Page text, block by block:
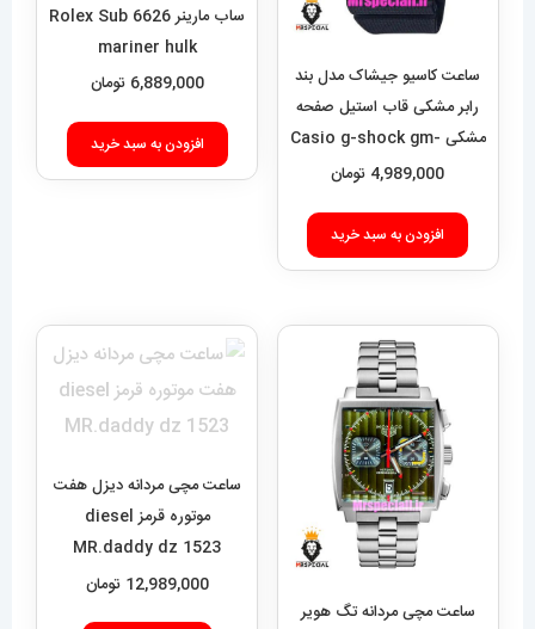
ساعت کاسیو جیشاک مدل بند
رابر مشکی قاب استیل صفحه
مشکی Casio g-shock gm-
2100 021462
4,989,000 تومان
افزودن به سبد خرید
ساب مارینر 6626 Rolex Sub
mariner hulk
6,889,000 تومان
افزودن به سبد خرید
ساعت مچی مردانه تگ هویر
ساعت مچی مردانه دیزل هفت
موتوره قرمز diesel
MR.daddy dz 1523
12,989,000 تومان